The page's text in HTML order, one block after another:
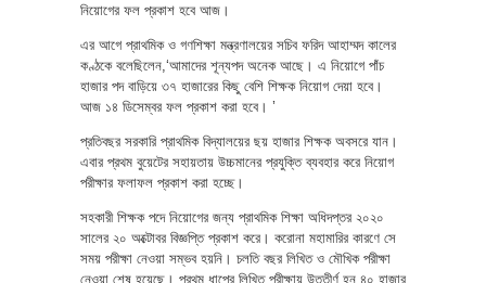
নিয়োগের ফল প্রকাশ হবে আজ।
এর আগে প্রাথমিক ও গণশিক্ষা মন্ত্রণালয়ের সচিব ফরিদ আহাম্মদ কালের
কণ্ঠকে বলেছিলেন,‘আমাদের শূন্যপদ অনেক আছে। এ নিয়োগে পাঁচ
হাজার পদ বাড়িয়ে ৩৭ হাজারের কিছু বেশি শিক্ষক নিয়োগ দেয়া হবে।
আজ ১৪ ডিসেম্বর ফল প্রকাশ করা হবে। ’
প্রতিবছর সরকারি প্রাথমিক বিদ্যালয়ের ছয় হাজার শিক্ষক অবসরে যান।
এবার প্রথম বুয়েটের সহায়তায় উচ্চমানের প্রযুক্তি ব্যবহার করে নিয়োগ
পরীক্ষার ফলাফল প্রকাশ করা হচ্ছে।
সহকারী শিক্ষক পদে নিয়োগের জন্য প্রাথমিক শিক্ষা অধিদপ্তর ২০২০
সালের ২০ অক্টোবর বিজ্ঞপ্তি প্রকাশ করে। করোনা মহামারির কারণে সে
সময় পরীক্ষা নেওয়া সম্ভব হয়নি। চলতি বছর লিখিত ও মৌখিক পরীক্ষা
নেওয়া শেষ হয়েছে। প্রথম ধাপের লিখিত পরীক্ষায় উত্তীর্ণ হন ৪০ হাজার